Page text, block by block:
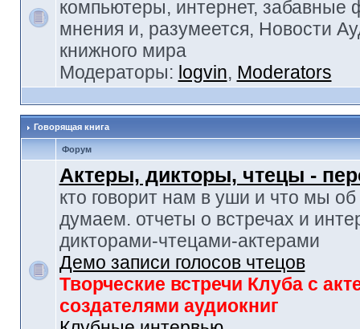
компьютеры, интернет, забавные
мнения и, разумеется, Новости
книжного мира
Модераторы: logvin, Moderators
Говорящая книга
Форум
Актеры, дикторы, чтецы -
кто говорит нам в уши и что мы
думаем. отчеты о встречах и
дикторами-чтецами-актерами
Демо записи голосов чтецов
Творческие встречи Клуба с
создателями аудиокниг